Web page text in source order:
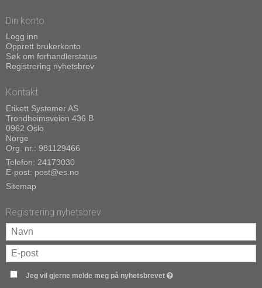
Din konto
Logg inn
Opprett brukerkonto
Søk om forhandlerstatus
Registrering nyhetsbrev
Kontakt
Etikett Systemer AS
Trondheimsveien 436 B
0962 Oslo
Norge
Org. nr.: 981129466
Telefon: 24173030
E-post: post@es.no
Sitemap
Registrering nyhetsbrev
Jeg vil gjerne melde meg på nyhetsbrevet